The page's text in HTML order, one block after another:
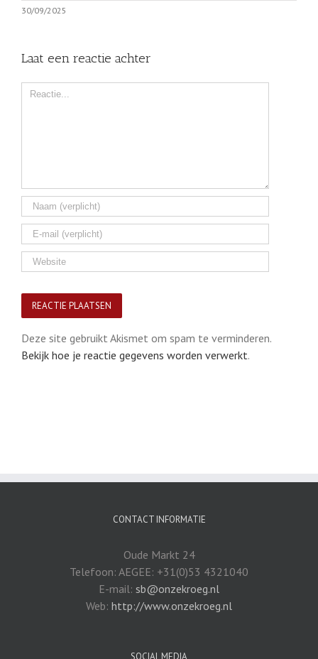
30/09/2025
Laat een reactie achter
Comment
Deze site gebruikt Akismet om spam te verminderen.
Bekijk hoe je reactie gegevens worden verwerkt.
CONTACT INFORMATIE
Oude Markt 24
Telefoon: AEGEE: +31(0)53 4321040
E-mail: sb@onzekroeg.nl
Web: http://www.onzekroeg.nl
SOCIAL MEDIA